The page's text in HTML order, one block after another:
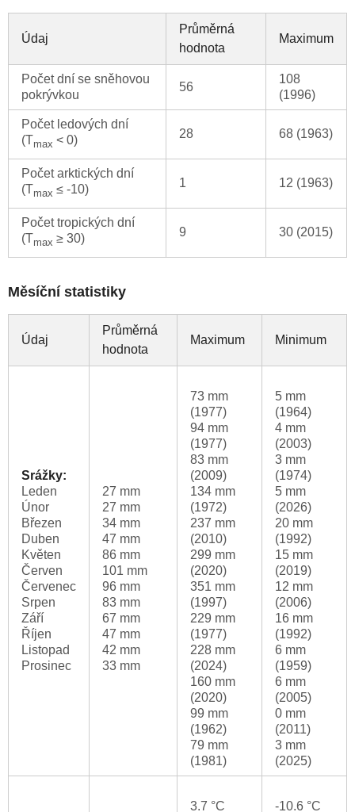
Údaj
Průměrná
hodnota
Maximum
Počet dní se sněhovou
pokrývkou
56
108
(1996)
Počet ledových dní
(Tmax < 0) 28 68 (1963)
Počet arktických dní
(Tmax ≤ -10) 1 12 (1963)
Počet tropických dní
(Tmax ≥ 30) 9 30 (2015)
Měsíční statistiky
Údaj
Průměrná
hodnota
Maximum Minimum
Srážky:
Leden
Únor
Březen
Duben
Květen
Červen
Červenec
Srpen
Září
Říjen
Listopad
Prosinec
27 mm
27 mm
34 mm
47 mm
86 mm
101 mm
96 mm
83 mm
67 mm
47 mm
42 mm
33 mm
73 mm
(1977)
94 mm
(1977)
83 mm
(2009)
134 mm
(1972)
237 mm
(2010)
299 mm
(2020)
351 mm
(1997)
229 mm
(1977)
228 mm
(2024)
160 mm
(2020)
99 mm
(1962)
79 mm
(1981)
5 mm
(1964)
4 mm
(2003)
3 mm
(1974)
5 mm
(2026)
20 mm
(1992)
15 mm
(2019)
12 mm
(2006)
16 mm
(1992)
6 mm
(1959)
6 mm
(2005)
0 mm
(2011)
3 mm
(2025)
3.7 °C -10.6 °C